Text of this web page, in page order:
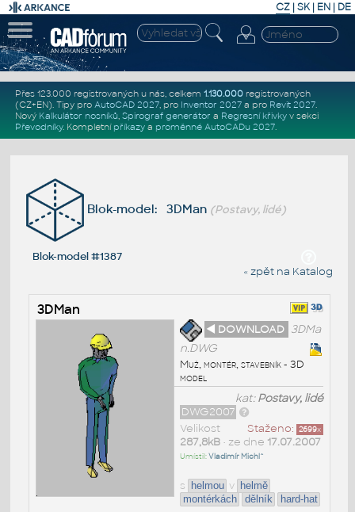
CZ | SK| EN | DE
Přes 123.000 registrovaných u nás, celkem 1.130.000registrovaných
(CZ+EN). Tipy pro AutoCAD 2027, pro Inventor 2027a pro Revit 2027.
Nový Kalkulátor nosníků, Spirograf generátor a Regresní křivkyv sekci
Převodníky. Kompletní příkazya proměnné AutoCADu 2027.
Blok-model: 3DMan (Postavy, lidé)
Blok-model #1387
« zpět na Katalog
3DMan
◄ DOWNLOAD 3DMa
n.DWG
Muž, montér, stavebník - 3D
model
kat:Postavy, lidé
DWG2007
Staženo: 2699x
Velikost
287,8kB• ze dne 17.07.2007
Umístil:Vladimír Michl^
s helmou v helmě
montérkách
dělník hard-hat